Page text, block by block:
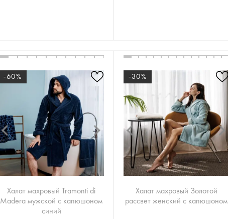
-60%
Халат махровый Tramonti di
Madera мужской с капюшоном
синий
-30%
Халат махровый Золотой
рассвет женский с капюшоном